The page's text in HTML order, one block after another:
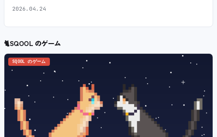
2026.04.24
🐈SQOOL のゲーム
SQOOL のゲーム